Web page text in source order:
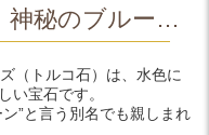
神秘のブルー…
（トルコ石）は、水色に
い宝石です。
”と言う別名でも親しまれ